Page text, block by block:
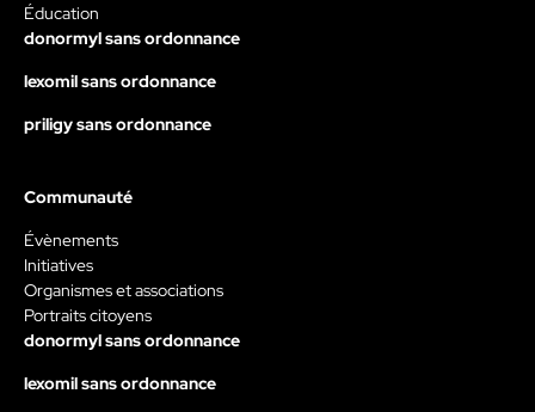
Éducation
donormyl sans ordonnance
lexomil sans ordonnance
priligy sans ordonnance
Communauté
Évènements
Initiatives
Organismes et associations
Portraits citoyens
donormyl sans ordonnance
lexomil sans ordonnance